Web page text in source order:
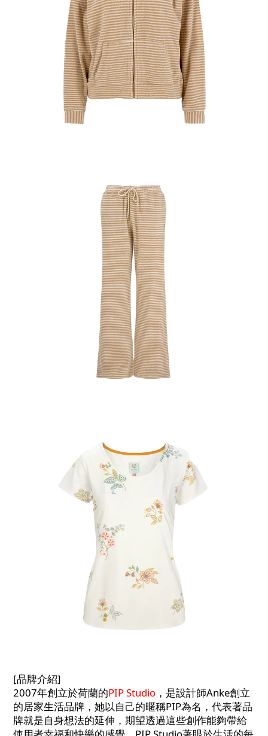
[品牌介紹]
2007年創立於荷蘭的PIP Studio ，是設計師Anke創立
的居家生活品牌，她以自己的暱稱PIP為名，代表著品
牌就是自身想法的延伸，期望透過這些創作能夠帶給